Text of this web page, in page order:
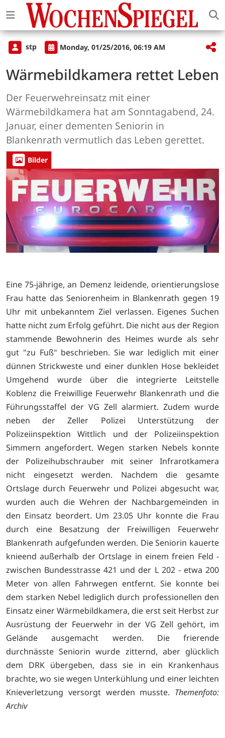
stp Monday, 01/25/2016, 06:19 AM
Wärmebildkamera rettet Leben
Der Feuerwehreinsatz mit einer
Wärmebildkamera hat am Sonntagabend, 24.
Januar, einer dementen Seniorin in
Blankenrath vermutlich das Leben gerettet.
Bilder
Eine 75-jährige, an Demenz leidende, orientierungslose
Frau hatte das Seniorenheim in Blankenrath gegen 19
Uhr mit unbekanntem Ziel verlassen. Eigenes Suchen
hatte nicht zum Erfolg geführt. Die nicht aus der Region
stammende Bewohnerin des Heimes wurde als sehr
gut "zu Fuß" beschrieben. Sie war lediglich mit einer
dünnen Strickweste und einer dunklen Hose bekleidet
Umgehend wurde über die integrierte Leitstelle
Koblenz die Freiwillige Feuerwehr Blankenrath und die
Führungsstaffel der VG Zell alarmiert. Zudem wurde
neben der Zeller Polizei Unterstützung der
Polizeiinspektion Wittlich und der Polizeiinspektion
Simmern angefordert. Wegen starken Nebels konnte
der Polizeihubschrauber mit seiner Infrarotkamera
nicht eingesetzt werden. Nachdem die gesamte
Ortslage durch Feuerwehr und Polizei abgesucht war,
wurden auch die Wehren der Nachbargemeinden in
den Einsatz beordert. Um 23.05 Uhr konnte die Frau
durch eine Besatzung der Freiwilligen Feuerwehr
Blankenrath aufgefunden werden. Die Seniorin kauerte
knieend außerhalb der Ortslage in einem freien Feld -
zwischen Bundesstrasse 421 und der L 202 - etwa 200
Meter von allen Fahrwegen entfernt. Sie konnte bei
dem starken Nebel lediglich durch professionellen den
Einsatz einer Wärmebildkamera, die erst seit Herbst zur
Ausrüstung der Feuerwehr in der VG Zell gehört, im
Gelände ausgemacht werden. Die frierende
durchnässte Seniorin wurde zitternd, aber glücklich
dem DRK übergeben, dass sie in ein Krankenhaus
brachte, wo sie wegen Unterkühlung und einer leichten
Knieverletzung versorgt werden musste. Themenfoto:
Archiv